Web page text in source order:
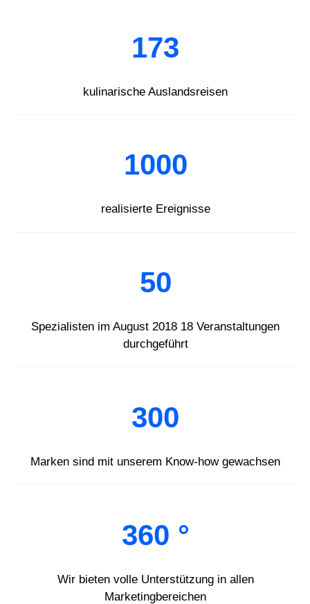
173
kulinarische Auslandsreisen
1000
realisierte Ereignisse
50
Spezialisten im August 2018 18 Veranstaltungen
durchgeführt
300
Marken sind mit unserem Know-how gewachsen
360 °
Wir bieten volle Unterstützung in allen
Marketingbereichen